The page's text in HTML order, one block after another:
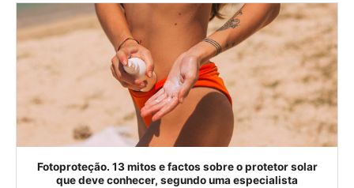
Fotoproteção. 13 mitos e factos sobre o protetor solar
que deve conhecer, segundo uma especialista